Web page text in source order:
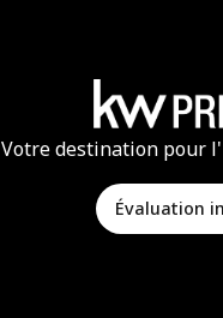
Votre destination pour
Évaluation